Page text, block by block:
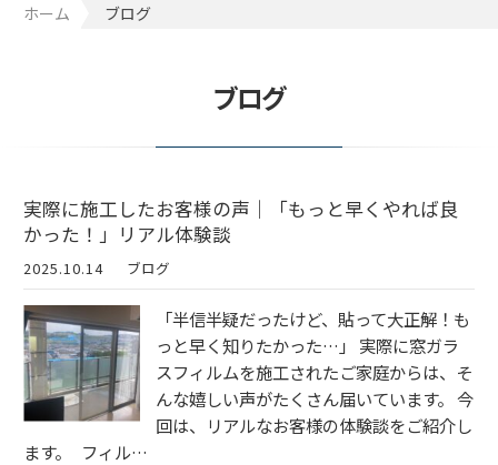
ホーム ブログ
ブログ
実際に施工したお客様の声｜「もっと早くやれば良
かった！」リアル体験談
2025.10.14 ブログ
「半信半疑だったけど、貼って大正解！も
っと早く知りたかった…」 実際に窓ガラ
スフィルムを施工されたご家庭からは、そ
んな嬉しい声がたくさん届いています。 今
回は、リアルなお客様の体験談をご紹介し
ます。 フィル…